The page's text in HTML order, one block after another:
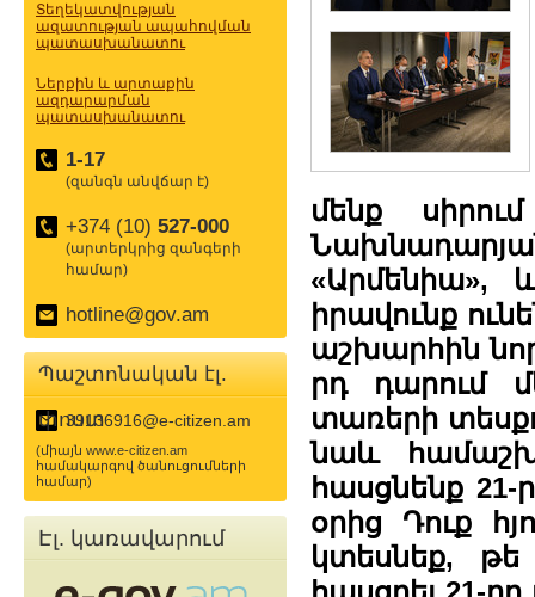
Տեղեկատվության
ազատության ապահովման
պատասխանատու
Ներքին և արտաքին
ազդարարման
պատասխանատու
1-17
(զանգն անվճար է)
+374 (10) 527-000
(արտերկրից զանգերի
համար)
hotline@gov.am
Պաշտոնական էլ.
փոստ
39136916@e-citizen.am
(միայն www.e-citizen.am
համակարգով ծանուցումների
համար)
Էլ. կառավարում
մենք
«Արմենիա»,
իրավունք
աշխարհին
րդ դարում
տառերի
նաև
հասցնենք
օրից Դուք
կտեսնեք, թե